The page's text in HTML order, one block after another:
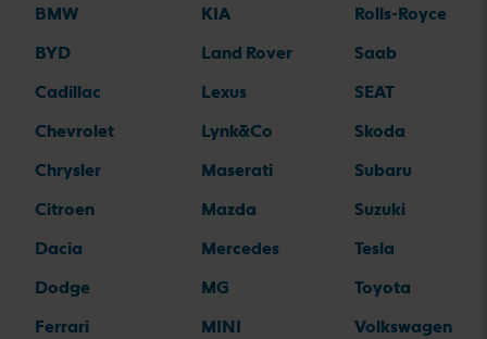
BMW
BYD
Cadillac
Chevrolet
Chrysler
Citroen
Dacia
Dodge
Ferrari
KIA
Land Rover
Lexus
Lynk&Co
Maserati
Mazda
Mercedes
MG
MINI
Rolls-Royce
Saab
SEAT
Skoda
Subaru
Suzuki
Tesla
Toyota
Volkswagen